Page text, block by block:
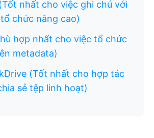
nhất cho việc ghi chú với
chức nâng cao)
hợp nhất cho việc tổ chức
metadata)
(Tốt nhất cho hợp tác
sẻ tệp linh hoạt)